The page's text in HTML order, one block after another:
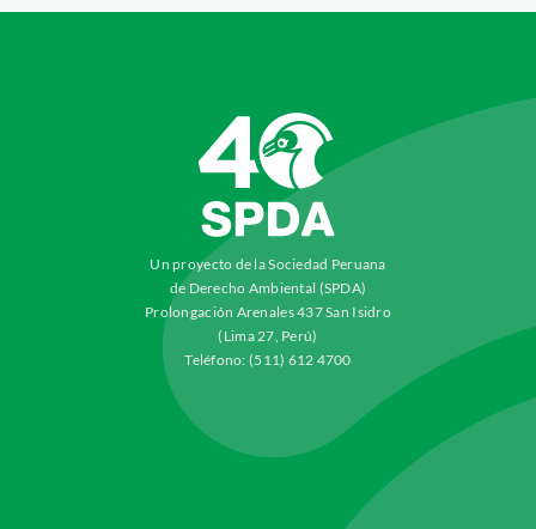
Un proyecto de la Sociedad Peruana
de Derecho Ambiental (SPDA)
Prolongación Arenales 437 San Isidro
(Lima 27, Perú)
Teléfono: (511) 612 4700